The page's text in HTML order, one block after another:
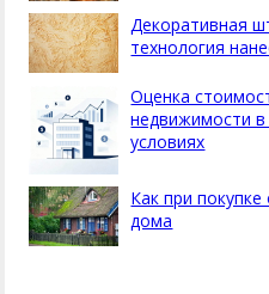
Декоративная
технология
Оценка
недвижимости
условиях
Как при
дома